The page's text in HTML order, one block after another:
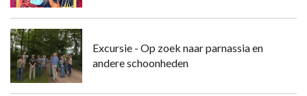
Excursie - Op zoek naar parnassia en
andere schoonheden